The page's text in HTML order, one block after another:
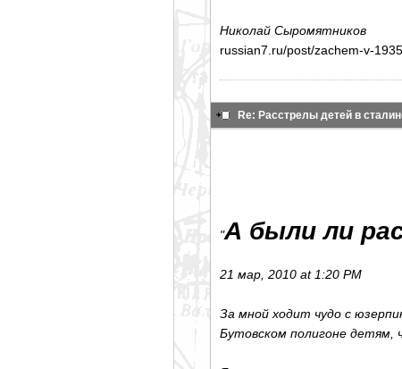
Николай Сыромятников
russian7.ru/post/zachem-v-
Re: Расстрелы детей в
"А были ли
21 мар, 2010 at 1:20 PM
За мной ходит чудо с
Бутовском полигоне детям,